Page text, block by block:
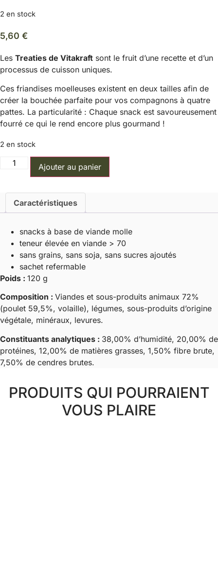
2 en stock
5,60 €
Les Treaties de Vitakraft sont le fruit d’une recette et d’un
processus de cuisson uniques.
Ces friandises moelleuses existent en deux tailles afin de
créer la bouchée parfaite pour vos compagnons à quatre
pattes. La particularité : Chaque snack est savoureusement
fourré ce qui le rend encore plus gourmand !
2 en stock
quantité
au
poulet
Vitakraft
Ajouter au panier
Caractéristiques
snacks à base de viande molle
teneur élevée en viande > 70
sans grains, sans soja, sans sucres ajoutés
sachet refermable
Poids : 120 g
Composition : Viandes et sous-produits animaux 72%
(poulet 59,5%, volaille), légumes, sous-produits d’origine
végétale, minéraux, levures.
Constituants analytiques : 38,00% d’humidité, 20,00% de
protéines, 12,00% de matières grasses, 1,50% fibre brute,
7,50% de cendres brutes.
PRODUITS QUI POURRAIENT
VOUS PLAIRE